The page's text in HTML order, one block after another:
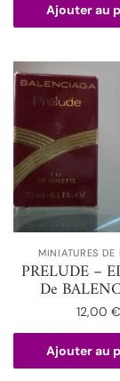
Ajouter au
MINIATURES DE
PRELUDE –
De
12,00€
Ajouter au